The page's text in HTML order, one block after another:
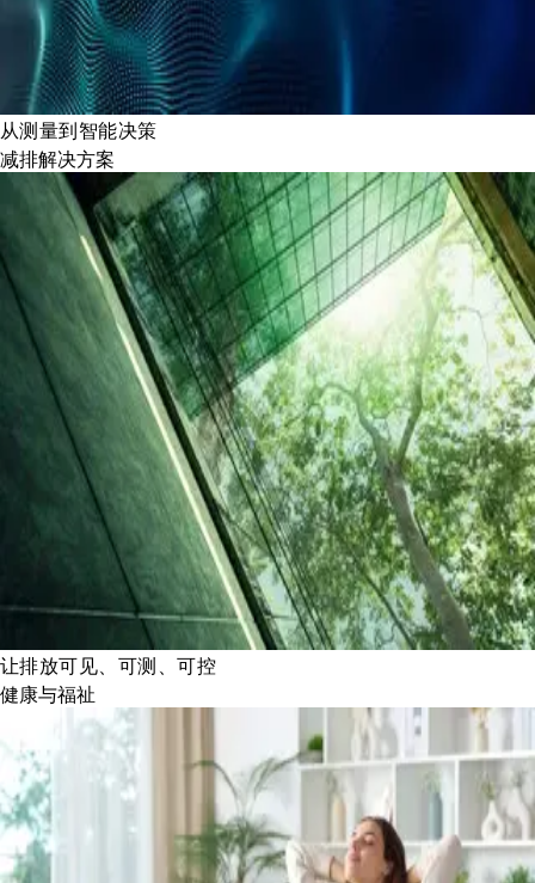
从测量到智能决策
减排解决方案
让排放可见、可测、可控
健康与福祉